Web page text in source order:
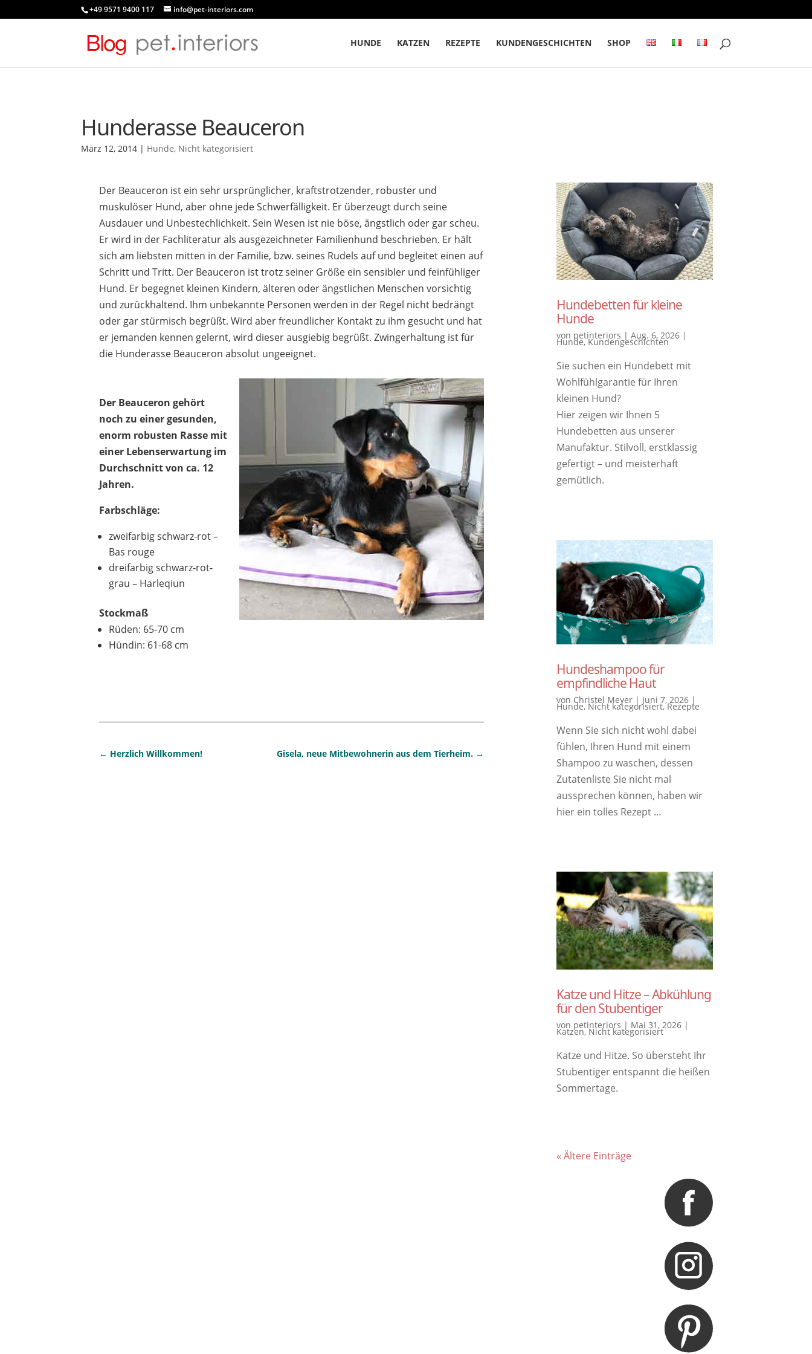
+49 9571 9400 117 info@pet-interiors.com
HUNDE KATZEN REZEPTE KUNDENGESCHICHTEN SHOP
Hunderasse Beauceron
März 12, 2014 | Hunde, Nicht kategorisiert
Der Beauceron ist ein sehr ursprünglicher, kraftstrotzender, robuster und
muskulöser Hund, aber ohne jede Schwerfälligkeit. Er überzeugt durch seine
Ausdauer und Unbestechlichkeit. Sein Wesen ist nie böse, ängstlich oder gar scheu.
Er wird in der Fachliteratur als ausgezeichneter Familienhund beschrieben. Er hält
sich am liebsten mitten in der Familie, bzw. seines Rudels auf und begleitet einen auf
Schritt und Tritt. Der Beauceron ist trotz seiner Größe ein sensibler und feinfühliger
Hund. Er begegnet kleinen Kindern, älteren oder ängstlichen Menschen vorsichtig
und zurückhaltend. Ihm unbekannte Personen werden in der Regel nicht bedrängt
oder gar stürmisch begrüßt. Wird aber freundlicher Kontakt zu ihm gesucht und hat
er jemanden kennen gelernt, wird dieser ausgiebig begrüßt. Zwingerhaltung ist für
die Hunderasse Beauceron absolut ungeeignet.
Der Beauceron gehört
noch zu einer gesunden,
enorm robusten Rasse mit
einer Lebenserwartung im
Durchschnitt von ca. 12
Jahren.
Farbschläge:
zweifarbig schwarz-rot –
Bas rouge
dreifarbig schwarz-rot-
grau – Harleqiun
Stockmaß
Rüden: 65-70 cm
Hündin: 61-68 cm
← Herzlich Willkommen! Gisela, neue Mitbewohnerin aus dem Tierheim. →
Hundebetten für kleine
Hunde
von petinteriors | Aug. 6, 2026|
Hunde,Kundengeschichten
Sie suchen ein Hundebett mit
Wohlfühlgarantie für Ihren
kleinen Hund?
Hier zeigen wir Ihnen 5
Hundebetten aus unserer
Manufaktur. Stilvoll, erstklassig
gefertigt – und meisterhaft
gemütlich.
Hundeshampoo für
empfindliche Haut
von Christel Meyer| Juni 7, 2026|
Hunde, Nicht kategorisiert,Rezepte
Wenn Sie sich nicht wohl dabei
fühlen, Ihren Hund mit einem
Shampoo zu waschen, dessen
Zutatenliste Sie nicht mal
aussprechen können, haben wir
hier ein tolles Rezept …
Katze und Hitze – Abkühlung
für den Stubentiger
von petinteriors | Mai 31, 2026|
Katzen,Nicht kategorisiert
Katze und Hitze. So übersteht Ihr
Stubentiger entspannt die heißen
Sommertage.
« Ältere Einträge